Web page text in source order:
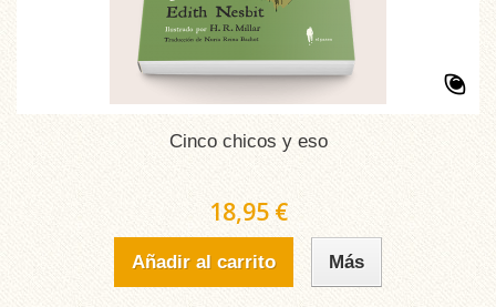
Cinco chicos y eso
18,95 €
Añadir al carrito Más